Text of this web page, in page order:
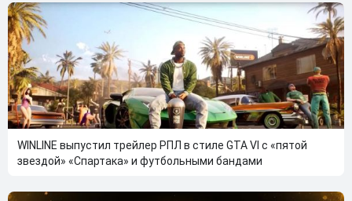
WINLINE выпустил трейлер РПЛ в стиле GTA VI с «пятой
звездой» «Спартака» и футбольными бандами